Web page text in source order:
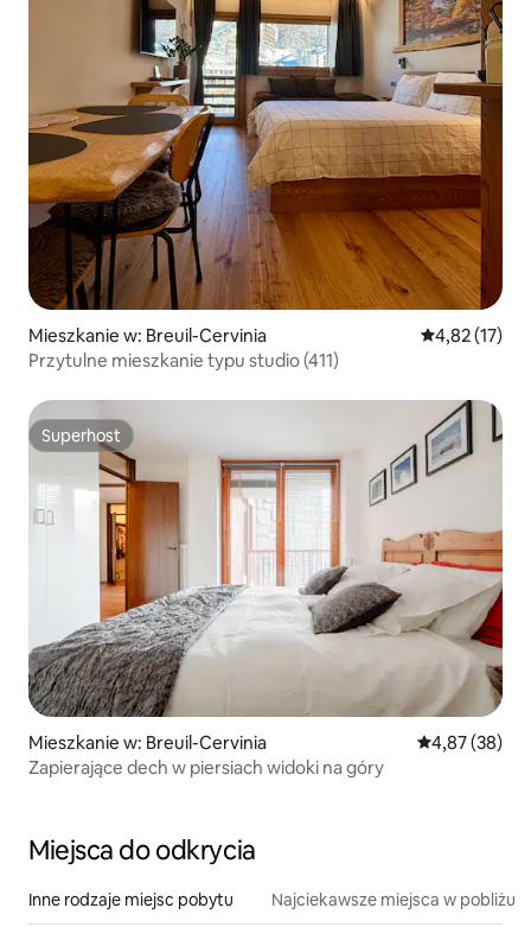
Mieszkanie w: Breuil-Cervinia Średnia
4,82 (17)
Przytulne mieszkanie typu studio (411)
Superhost
Superhost
Mieszkanie w: Breuil-Cervinia Średnia
4,87 (38)
Zapierające dech w piersiach widoki na góry
Miejsca do odkrycia
Inne rodzaje miejsc pobytu Najciekawsze miejsca w pobliżu